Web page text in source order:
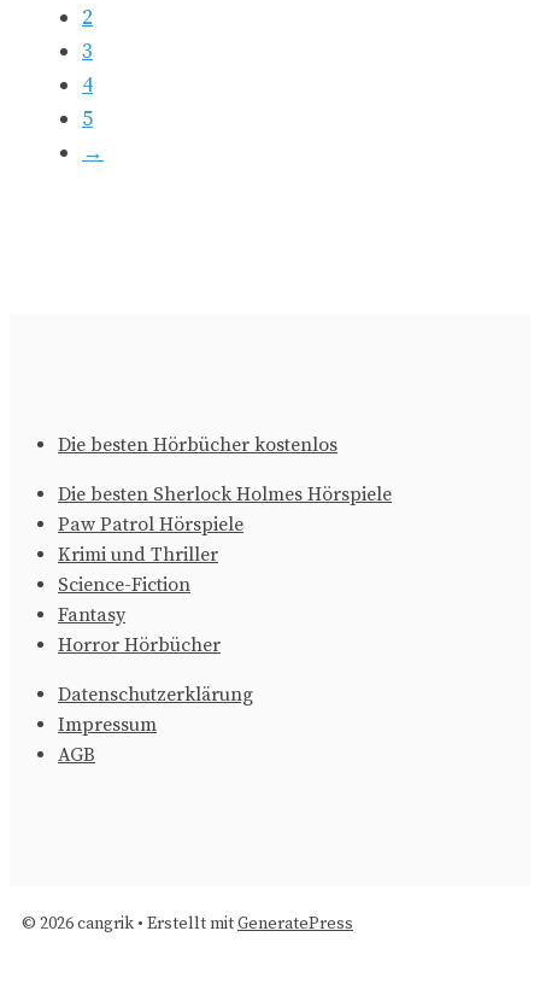
2
3
4
5
→
Die besten Hörbücher kostenlos
Die besten Sherlock Holmes Hörspiele
Paw Patrol Hörspiele
Krimi und Thriller
Science-Fiction
Fantasy
Horror Hörbücher
Datenschutzerklärung
Impressum
AGB
© 2026 cangrik • Erstellt mitGeneratePress